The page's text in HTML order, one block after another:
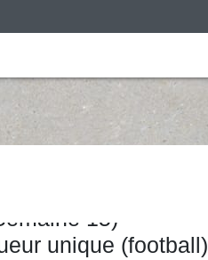
15) -
unique (football)